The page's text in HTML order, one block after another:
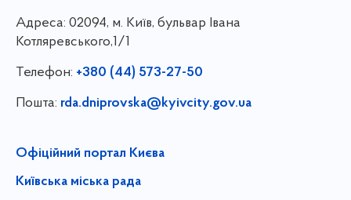
Адреса: 02094, м. Київ, бульвар Івана
Котляревського,1/1
Телефон: +380 (44) 573-27-50
Пошта: rda.dniprovska@kyivcity.gov.ua
Офіційний портал Києва
Київська міська рада